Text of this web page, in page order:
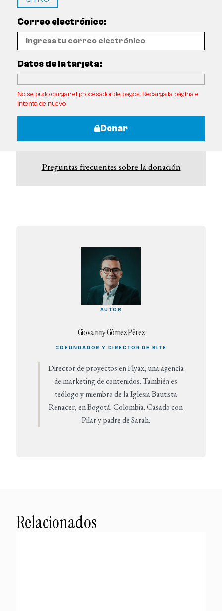
Correo electrónico:
Datos de la tarjeta:
No se pudo cargar el procesador de pagos. Recarga la página e
intenta de nuevo.
Donar
Preguntas frecuentes sobre la donación
AUTOR
Giovanny Gómez Pérez
COFUNDADOR Y DIRECTOR DE BITE
Director de proyectos en Flyax, una agencia
de marketing de contenidos. También es
teólogo y miembro de la Iglesia Bautista
Renacer, en Bogotá, Colombia. Casado con
Pilar y padre de Sarah.
Relacionados